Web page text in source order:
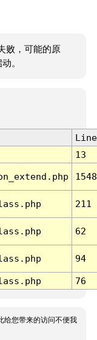
败，可能的原
。
Line
13
1548
211
62
94
76
给您带来的访问不便我